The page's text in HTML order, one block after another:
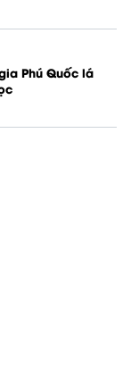
Phú Quốc lá